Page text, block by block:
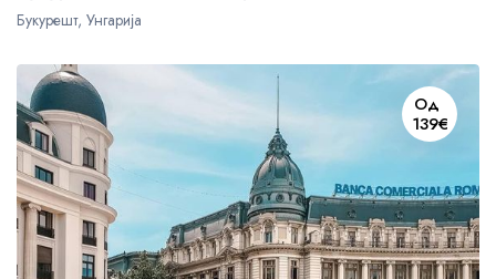
Букурешт, Унгарија
Од
139€